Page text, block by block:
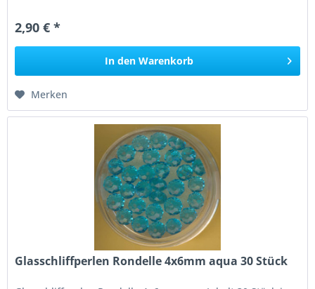
2,90 € *
In den Warenkorb
Merken
Glasschliffperlen Rondelle 4x6mm aqua 30 Stück